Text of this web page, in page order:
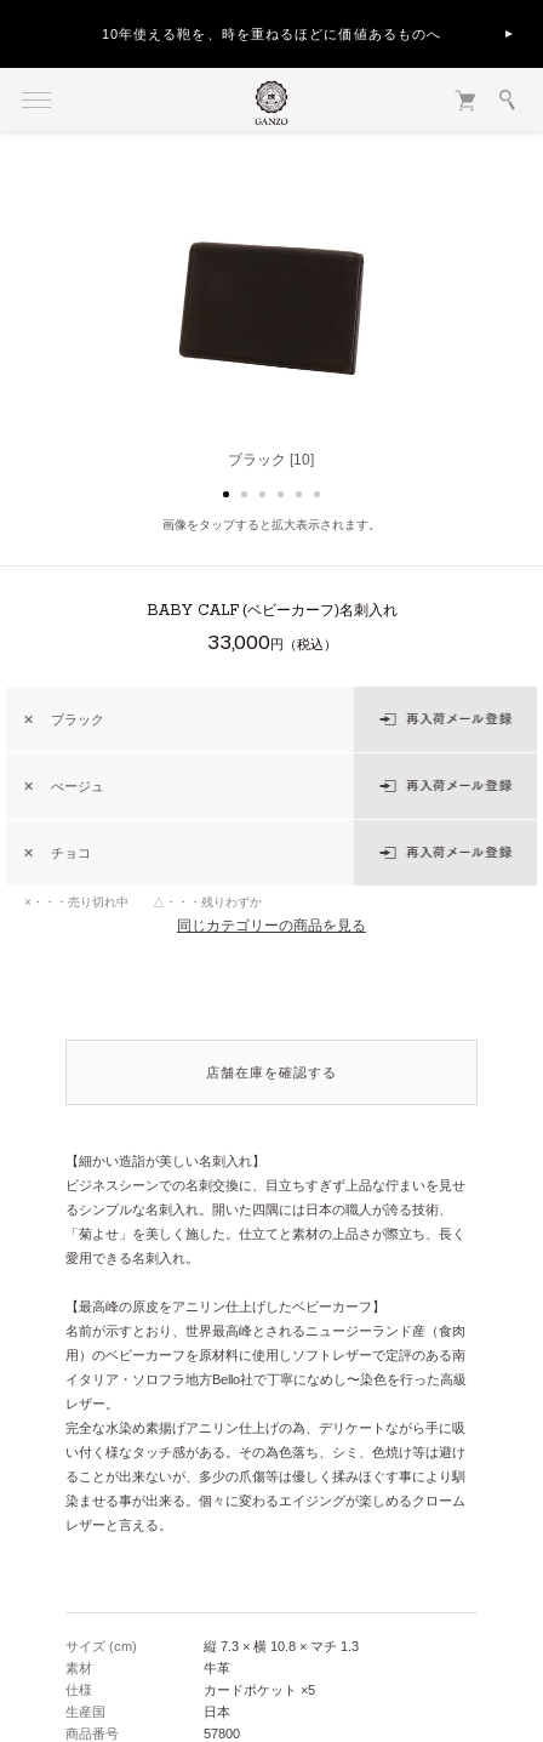
10年使える鞄を、時を重ねるほどに価値あるものへ
ブラック [10]
ベージュ [40]
画像をタップすると拡大表示されます。
BABY CALF(ベビーカーフ)名刺入れ
33,000円（税込）
✕ ブラック
✕ べージュ
✕ チョコ
×・・・売り切れ中 △・・・残りわずか
同じカテゴリーの商品を見る
店舗在庫を確認する
【細かい造詣が美しい名刺入れ】
ビジネスシーンでの名刺交換に、目立ちすぎず上品な佇まいを見せ
るシンプルな名刺入れ。開いた四隅には日本の職人が誇る技術、
「菊よせ」を美しく施した。仕立てと素材の上品さが際立ち、長く
愛用できる名刺入れ。
【最高峰の原皮をアニリン仕上げしたベビーカーフ】
名前が示すとおり、世界最高峰とされるニュージーランド産（食肉
用）のベビーカーフを原材料に使用しソフトレザーで定評のある南
イタリア・ソロフラ地方Bello社で丁寧になめし〜染色を行った高級
レザー。
完全な水染め素揚げアニリン仕上げの為、デリケートながら手に吸
い付く様なタッチ感がある。その為色落ち、シミ、色焼け等は避け
ることが出来ないが、多少の爪傷等は優しく揉みほぐす事により馴
染ませる事が出来る。個々に変わるエイジングが楽しめるクローム
レザーと言える。
サイズ (cm)
縦 7.3 × 横 10.8 × マチ 1.3
素材
牛革
仕様
カードポケット ×5
生産国
日本
商品番号
57800